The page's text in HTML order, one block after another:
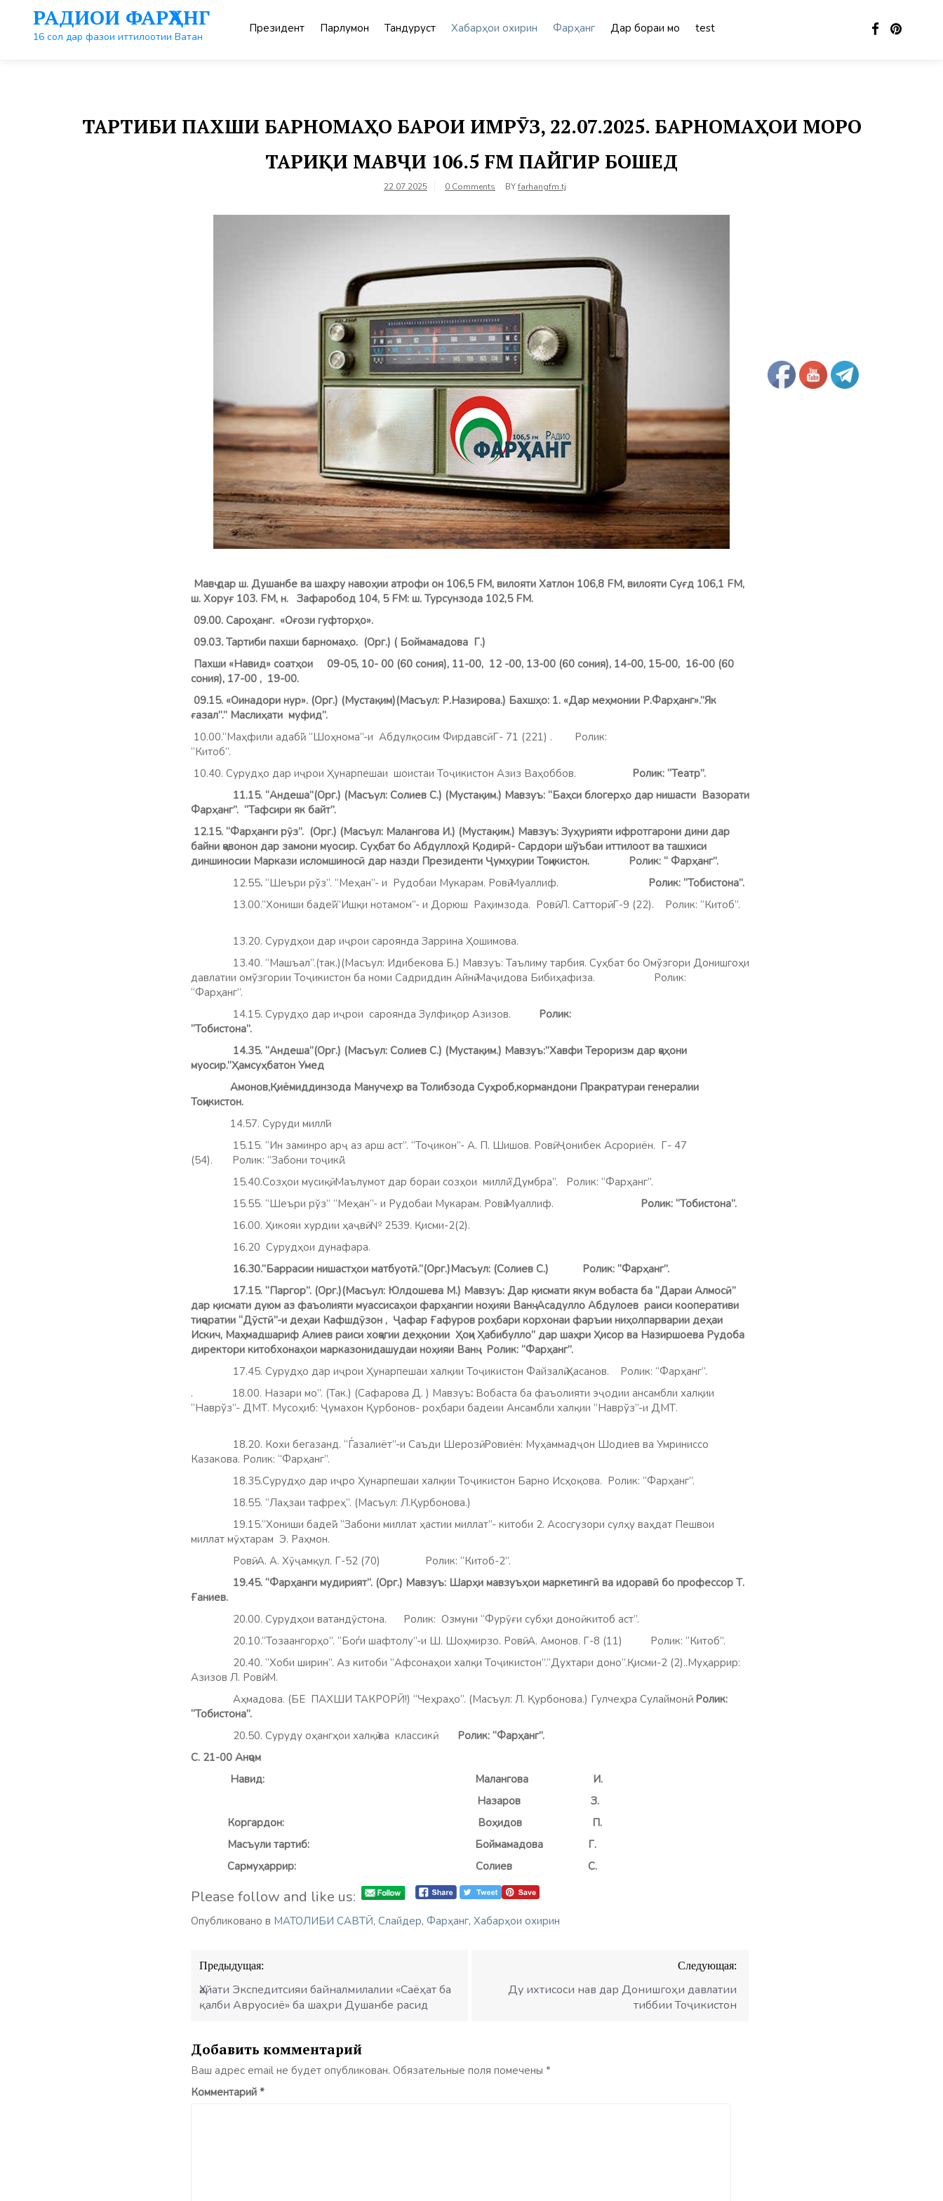
контенту
РАДИОИ ФАРҲАНГ
16 сол дар фазои иттилоотии Ватан
Президент Парлумон Тандурустӣ Хабарҳои охирин Фарҳанг Дар бораи мо test
ТАРТИБИ ПАХШИ БАРНОМАҲО БАРОИ ИМРӮЗ, 22.07.2025. БАРНОМАҲОИ МОРО
ТАРИҚИ МАВҶИ 106.5 FM ПАЙГИР БОШЕД
22.07.2025 0 Comments BYfarhangfm.tj
Мавҷ дар ш. Душанбе ва шаҳру навоҳии атрофи он 106,5 FM, вилояти Хатлон 106,8 FМ, вилояти Суғд 106,1 FM,
ш. Хоруғ 103. FM, н. Зафаробод 104, 5 FM: ш. Турсунзода 102,5 FM.
09.00. Сароҳанг. «Оғози гуфторҳо».
09.03.Тартиби пахши барномаҳо. (Орг.) ( Боймамадова Г.)
Пахши «Навид» соатҳои 09-05, 10- 00 (60 сония), 11-00, 12 -00, 13-00 (60 сония), 14-00, 15-00, 16-00 (60
сония), 17-00 , 19-00.
09.15. «Оинадори нур». (Орг.) (Мустақим)(Масъул: Р.Назирова.) Бахшҳо: 1. «Дар меҳмонии Р.Фарҳанг».”Як
ғазал”.” Маслиҳати муфид”.
10.00.“Маҳфили адабӣ”. “Шоҳнома”-и Абдулқосим Фирдавсӣ Г- 71 (221) . Ролик:
“Китоб”.
10.40. Сурудҳо дар иҷрои Ҳунарпешаи шоистаи Тоҷикистон Азиз Ваҳоббов. Ролик: “Театр”.
11.15. “Андеша”(Орг.) (Масъул: Солиев С.) (Мустақим.) Мавзуъ: “Баҳси блогерҳо дар нишасти Вазорати
Фарҳанг”. “Тафсири як байт”.
12.15. “Фарҳанги рӯз”. (Орг.) (Масъул: Малангова И.) (Мустақим.) Мавзуъ: Зуҳурияти ифротгарони дини дар
байни ҷавонон дар замони муосир. Суҳбат бо Абдуллоҳӣ Қодирӣ- Сардори шўъбаи иттилоот ва ташхиси
диншиносии Маркази исломшиносӣ дар назди Президенти Ҷумҳурии Тоҷикистон. Ролик: “ Фарҳанг”.
12.55. “Шеъри рўз”. “Меҳан”- и Рудобаи Мукарам. Ровӣ Муаллиф. Ролик: “Тобистона”.
13.00.”Хониши бадеӣ”.“Ишқи нотамом”- и Дорюш Раҳимзода. Ровӣ: Л. Сатторӣ. Г-9 (22). Ролик: “Китоб”.
13.20. Сурудҳои дар иҷрои сароянда Заррина Ҳошимова.
13.40. “Машъал”.(так.)(Масъул: Идибекова Б.) Мавзуъ: Таълиму тарбия. Суҳбат бо Омўзгори Донишгоҳи
давлатии омўзгории Тоҷикистон ба номи Садриддин Айнӣ Маҷидова Бибиҳафиза. Ролик:
“Фарҳанг”.
14.15. Сурудҳо дар иҷрои сароянда Зулфиқор Азизов.
Ролик:
“Тобистона”.
14.35. “Андеша”(Орг.) (Масъул: Солиев С.) (Мустақим.) Мавзуъ:”Хавфи Тероризм дар ҷаҳони
муосир.”Ҳамсуҳбатон Умед
Амонов,Қиёмиддинзода Манучеҳр ва Толибзода Суҳроб,кормандони Пракратураи генералии
Тоҷикистон.
14.57. Суруди миллӣ!
15.15. “Ин заминро арҷ аз арш аст”. “Тоҷикон”- А. П. Шишов. Ровӣ: Ҷонибек Асрориён. Г- 47
(54).
Ролик: “Забони тоҷикӣ.”.
15.40.Созҳои мусиқӣ. Маълумот дар бораи созҳои миллӣ “Думбра”. Ролик: “Фарҳанг”.
15.55. “Шеъри рўз” “Меҳан”- и Рудобаи Мукарам. Ровӣ:Муаллиф. Ролик: “Тобистона”.
16.00. Ҳикояи хурдии ҳаҷвӣ. № 2539. Қисми-2(2).
16.20 Cурудҳои дунафара.
16.30.”Баррасии нишастҳои матбуотӣ.”(Орг.)Масъул: (Солиев С.) Ролик: “Фарҳанг”.
17.15. “Паргор”. (Орг.)(Масъул: Юлдошева М.) Мавзуъ: Дар қисмати якум вобаста ба “Дараи Алмосӣ”
дар қисмати дуюм аз фаъолияти муассисаҳои фарҳангии ноҳияи Ванҷ. Асадулло Абдулоев раиси кооперативи
тиҷоратии “Дӯстӣ”-и деҳаи Кафшдӯзон , Ҷафар Ғафуров роҳбари корхонаи фаръии ниҳолпарварии деҳаи
Искич, Маҳмадшариф Алиев раиси хоҷагии деҳқонии Ҳоҷи Ҳабибулло” дар шаҳри Ҳисор ва Назиршоева Рудоба
директори китобхонаҳои марказонидашудаи ноҳияи Ванҷ. Ролик: “Фарҳанг”.
17.45. Сурудҳо дар иҷрои Ҳунарпешаи халқии Тоҷикистон Файзалӣ Ҳасанов. Ролик: “Фарҳанг”.
. 18.00. Назари мо”. (Так.) (Сафарова Д. ) Мавзуъ: Вобаста ба фаъолияти эҷодии ансамбли халқии
“Наврўз”- ДМТ. Мусоҳиб: Ҷумахон Қурбонов- роҳбари бадеии Ансамбли халқии “Наврўз”-и ДМТ.
18.20. Кохи бегазанд. “Ѓазалиёт”-и Саъди Шерозӣ. Ровиён: Муҳаммадҷон Шодиев ва Умриниссо
Казакова. Ролик: “Фарҳанг”.
18.35.Сурудҳо дар иҷро Ҳунарпешаи халқии Тоҷикистон Барно Исҳоқова. Ролик: “Фарҳанг”.
18.55. “Лаҳзаи тафреҳ”. (Масъул: Л.Қурбонова.)
19.15.“Хониши бадеӣ”. “Забони миллат ҳастии миллат”- китоби 2. Асосгузори сулҳу ваҳдат Пешвои
миллат мӯҳтарам Э. Раҳмон.
Ровӣ: А. А. Хӯҷамқул. Г-52 (70) Ролик: “Китоб-2”.
19.45. “Фарҳанги мудирият”. (Орг.) Мавзуъ: Шарҳи мавзуъҳои маркетингӣ ва идоравӣ бо профессор Т.
Ғаниев.
20.00. Сурудҳои ватандӯстона. Ролик: Озмуни “Фурӯғи субҳи доноӣ китоб аст”.
20.10.“Тозаангорҳо”. “Боѓи шафтолу”-и Ш. Шоҳмирзо. Ровӣ: А. Амонов. Г-8 (11)
Ролик: “Китоб”.
20.40. “Хоби ширин”. Аз китоби “Афсонаҳои халқи Тоҷикистон”.“Духтари доно”.Қисми-2 (2)..Муҳаррир:
Азизов Л. Ровӣ: М.
Аҳмадова. (БЕ ПАХШИ ТАКРОРӢ!) “Чеҳраҳо”. (Масъул: Л. Қурбонова.) Гулчеҳра Сулаймонӣ. Ролик:
“Тобистона”.
20.50. Суруду оҳангҳои халқӣ ва классикӣ. Ролик: “Фарҳанг”.
С. 21-00 Анҷом
Навид: Малангова И.
Назаров З.
Коргардон: Воҳидов П.
Масъули тартиб: Боймамадова Г.
Сармуҳаррир:
Солиев С.
Please follow and like us:
Опубликовано в МАТОЛИБИ САВТӢ, Слайдер, Фарҳанг, Хабарҳои охирин
Навигация
по
записям
Предыдущая:
Ҳайати Экспедитсияи байналмилалии «Саёҳат ба
қалби Авруосиё» ба шаҳри Душанбе расид
Следующая:
Ду ихтисоси нав дар Донишгоҳи давлатии
тиббии Тоҷикистон
Добавить комментарий
Ваш адрес email не будет опубликован. Обязательные поля помечены *
Комментарий *